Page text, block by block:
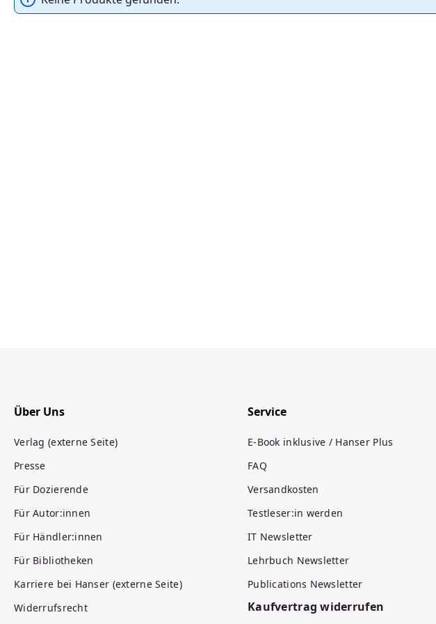
Über Uns
Verlag (externe Seite)
Presse
Für Dozierende
Für Autor:innen
Für Händler:innen
Für Bibliotheken
Karriere bei Hanser (externe Seite)
Widerrufsrecht
Service
E-Book inklusive / Hanser Plus
FAQ
Versandkosten
Testleser:in werden
IT Newsletter
Lehrbuch Newsletter
Publications Newsletter
Kaufvertrag widerrufen